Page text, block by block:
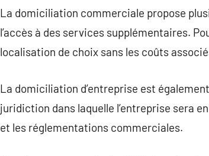
La domiciliation commerciale propose
l’accès à des services supplémentaires.
localisation de choix sans les coûts
La domiciliation d’entreprise est
juridiction dans laquelle l’entreprise sera
et les réglementations commerciales.